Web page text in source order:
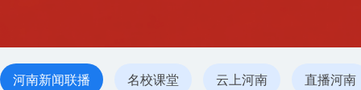
河南新闻联播 名校课堂 云上河南 直播河南